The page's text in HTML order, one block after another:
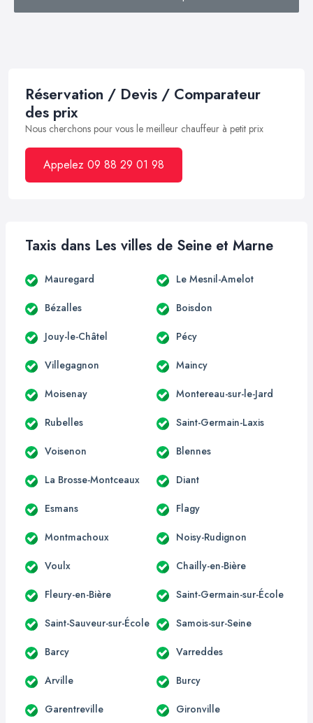
Réservation / Devis / Comparateur
des prix
Nous cherchons pour vous le meilleur chauffeur à petit prix
Appelez 09 88 29 01 98
Taxis dans Les villes de Seine et Marne
Mauregard Le Mesnil-Amelot
Bézalles Boisdon
Jouy-le-Châtel Pécy
Villegagnon Maincy
Moisenay Montereau-sur-le-Jard
Rubelles Saint-Germain-Laxis
Voisenon Blennes
La Brosse-Montceaux Diant
Esmans Flagy
Montmachoux Noisy-Rudignon
Voulx Chailly-en-Bière
Fleury-en-Bière Saint-Germain-sur-École
Saint-Sauveur-sur-École Samois-sur-Seine
Barcy Varreddes
Arville Burcy
Garentreville Gironville